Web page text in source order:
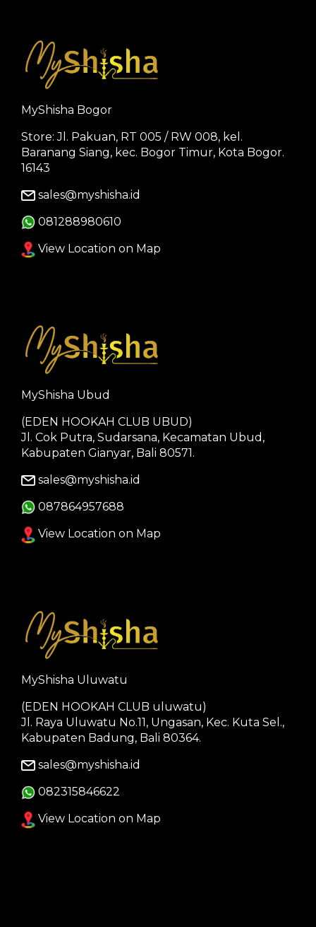
MyShisha Bogor
Store: Jl. Pakuan, RT 005 / RW 008, kel.
Baranang Siang, kec. Bogor Timur, Kota Bogor.
16143
sales@myshisha.id
081288980610
View Location on Map
MyShisha Ubud
(EDEN HOOKAH CLUB UBUD)
Jl. Cok Putra, Sudarsana, Kecamatan Ubud,
Kabupaten Gianyar, Bali 80571.
sales@myshisha.id
087864957688
View Location on Map
MyShisha Uluwatu
(EDEN HOOKAH CLUB uluwatu)
Jl. Raya Uluwatu No.11, Ungasan, Kec. Kuta Sel.,
Kabupaten Badung, Bali 80364.
sales@myshisha.id
082315846622
View Location on Map